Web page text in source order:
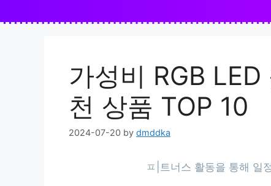
가성비 RGB
천 상품 TOP 10
2024-07-20 by dmddka